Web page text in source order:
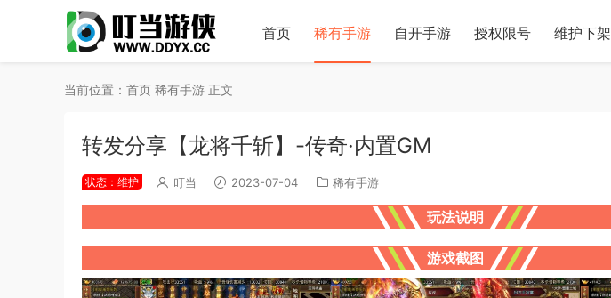
首页 稀有手游 自开手游 授权限号 维护下架
当前位置： 首页 稀有手游 正文
转发分享【龙将千斩】-传奇·内置GM
状态：维护 叮当 2023-07-04 稀有手游
玩法说明
游戏截图